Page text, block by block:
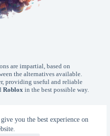
you the best experience on
are impartial, based on
the alternatives available.
providing useful and reliable
Roblox in the best possible way.